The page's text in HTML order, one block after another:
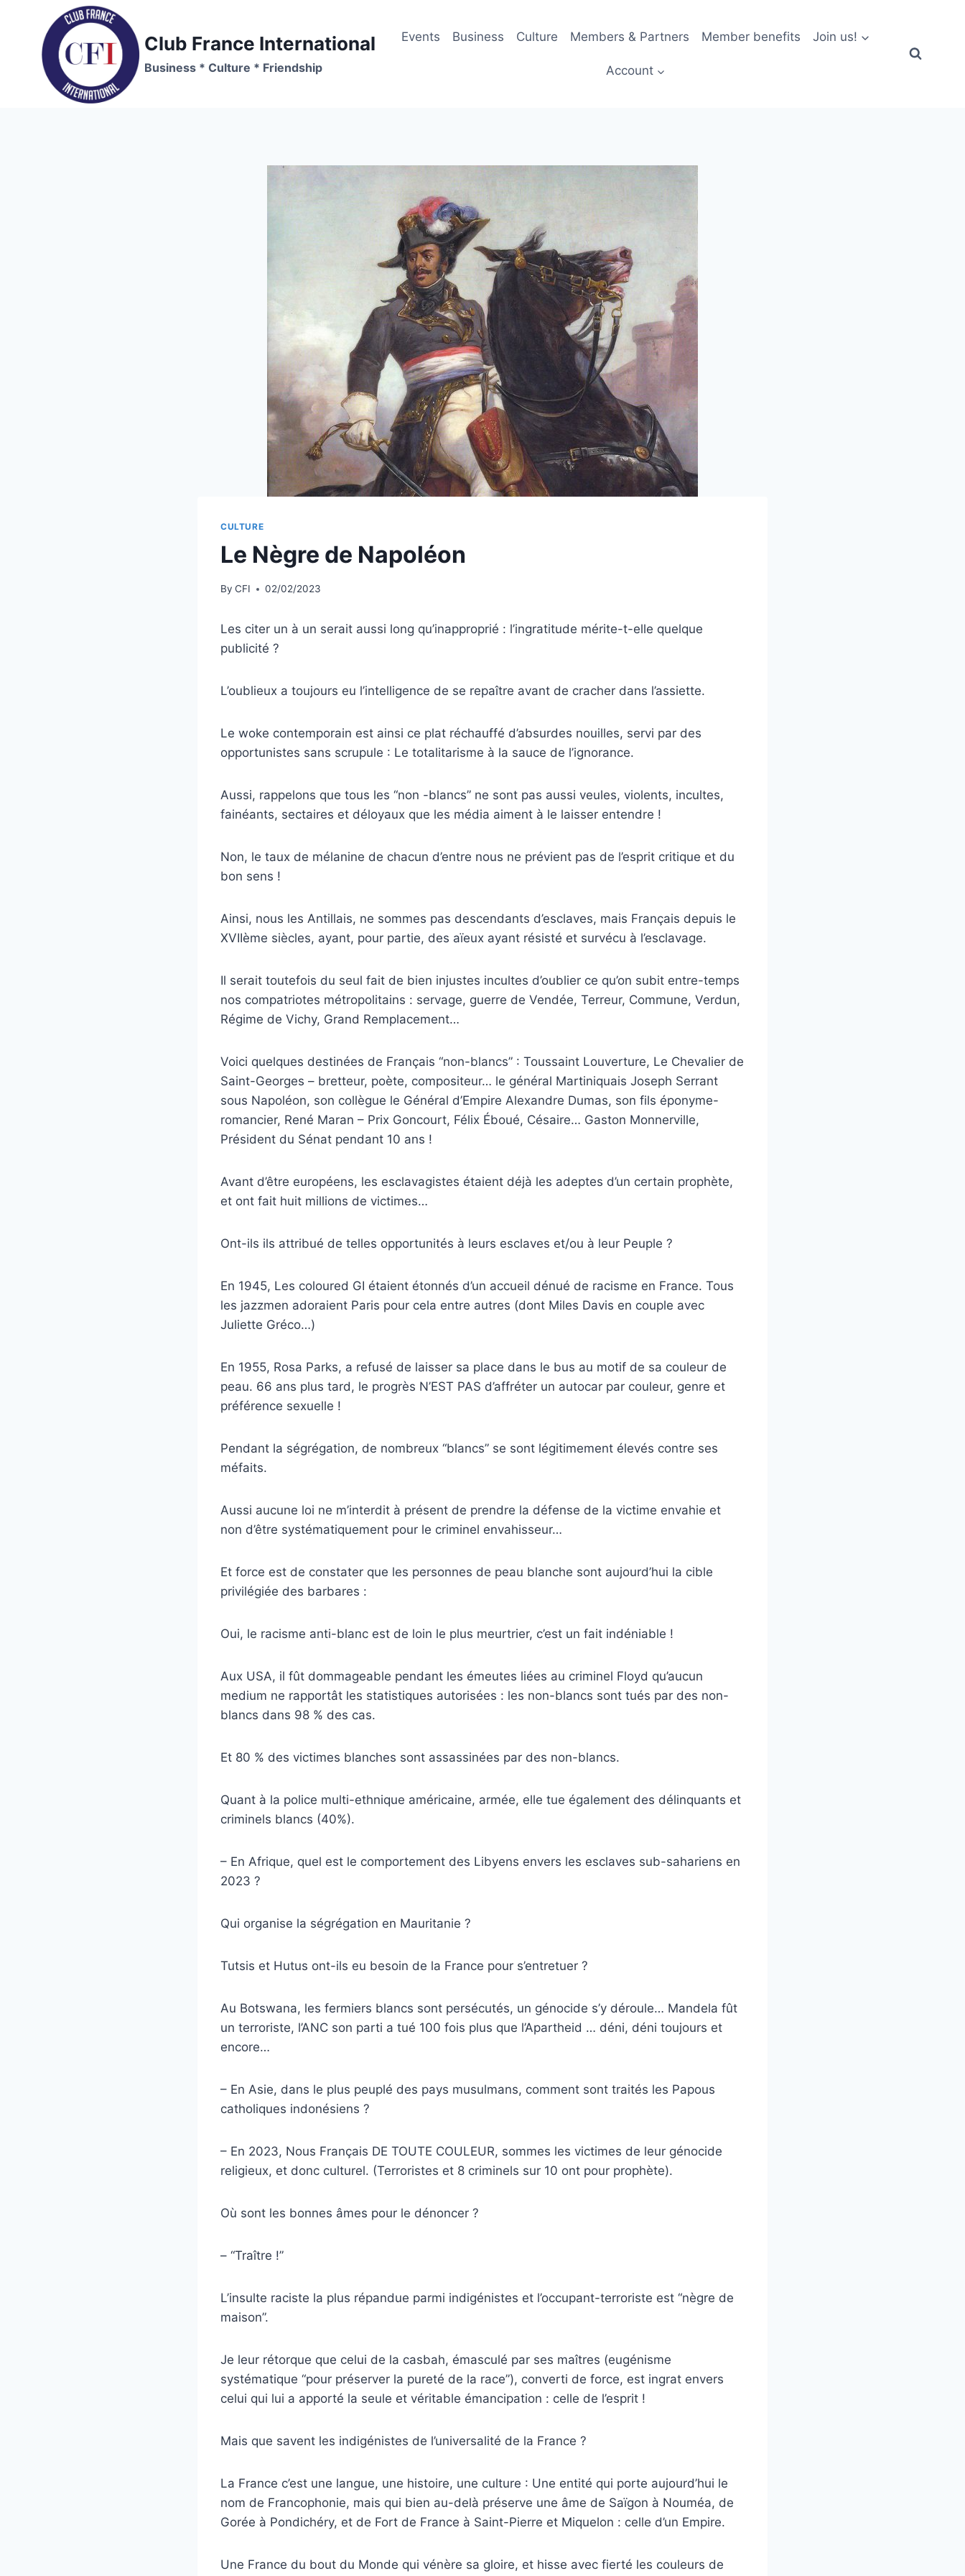
content
Club France International
Business * Culture * Friendship
Events Business Culture Members & Partners Member benefits Join us!
Account
CULTURE
Le Nègre de Napoléon
By CFI 02/02/2023
Les citer un à un serait aussi long qu’inapproprié : l’ingratitude mérite-t-elle quelque
publicité ?
L’oublieux a toujours eu l’intelligence de se repaître avant de cracher dans l’assiette.
Le woke contemporain est ainsi ce plat réchauffé d’absurdes nouilles, servi par des
opportunistes sans scrupule : Le totalitarisme à la sauce de l’ignorance.
Aussi, rappelons que tous les “non -blancs” ne sont pas aussi veules, violents, incultes,
fainéants, sectaires et déloyaux que les média aiment à le laisser entendre !
Non, le taux de mélanine de chacun d’entre nous ne prévient pas de l’esprit critique et du
bon sens !
Ainsi, nous les Antillais, ne sommes pas descendants d’esclaves, mais Français depuis le
XVIIème siècles, ayant, pour partie, des aïeux ayant résisté et survécu à l’esclavage.
Il serait toutefois du seul fait de bien injustes incultes d’oublier ce qu’on subit entre-temps
nos compatriotes métropolitains : servage, guerre de Vendée, Terreur, Commune, Verdun,
Régime de Vichy, Grand Remplacement…
Voici quelques destinées de Français “non-blancs” : Toussaint Louverture, Le Chevalier de
Saint-Georges – bretteur, poète, compositeur… le général Martiniquais Joseph Serrant
sous Napoléon, son collègue le Général d’Empire Alexandre Dumas, son fils éponyme-
romancier, René Maran – Prix Goncourt, Félix Éboué, Césaire… Gaston Monnerville,
Président du Sénat pendant 10 ans !
Avant d’être européens, les esclavagistes étaient déjà les adeptes d’un certain prophète,
et ont fait huit millions de victimes…
Ont-ils ils attribué de telles opportunités à leurs esclaves et/ou à leur Peuple ?
En 1945, Les coloured GI étaient étonnés d’un accueil dénué de racisme en France. Tous
les jazzmen adoraient Paris pour cela entre autres (dont Miles Davis en couple avec
Juliette Gréco…)
En 1955, Rosa Parks, a refusé de laisser sa place dans le bus au motif de sa couleur de
peau. 66 ans plus tard, le progrès N’EST PAS d’affréter un autocar par couleur, genre et
préférence sexuelle !
Pendant la ségrégation, de nombreux “blancs” se sont légitimement élevés contre ses
méfaits.
Aussi aucune loi ne m’interdit à présent de prendre la défense de la victime envahie et
non d’être systématiquement pour le criminel envahisseur…
Et force est de constater que les personnes de peau blanche sont aujourd’hui la cible
privilégiée des barbares :
Oui, le racisme anti-blanc est de loin le plus meurtrier, c’est un fait indéniable !
Aux USA, il fût dommageable pendant les émeutes liées au criminel Floyd qu’aucun
medium ne rapportât les statistiques autorisées : les non-blancs sont tués par des non-
blancs dans 98 % des cas.
Et 80 % des victimes blanches sont assassinées par des non-blancs.
Quant à la police multi-ethnique américaine, armée, elle tue également des délinquants et
criminels blancs (40%).
– En Afrique, quel est le comportement des Libyens envers les esclaves sub-sahariens en
2023 ?
Qui organise la ségrégation en Mauritanie ?
Tutsis et Hutus ont-ils eu besoin de la France pour s’entretuer ?
Au Botswana, les fermiers blancs sont persécutés, un génocide s’y déroule… Mandela fût
un terroriste, l’ANC son parti a tué 100 fois plus que l’Apartheid … déni, déni toujours et
encore…
– En Asie, dans le plus peuplé des pays musulmans, comment sont traités les Papous
catholiques indonésiens ?
– En 2023, Nous Français DE TOUTE COULEUR, sommes les victimes de leur génocide
religieux, et donc culturel. (Terroristes et 8 criminels sur 10 ont pour prophète).
Où sont les bonnes âmes pour le dénoncer ?
– “Traître !”
L’insulte raciste la plus répandue parmi indigénistes et l’occupant-terroriste est “nègre de
maison”.
Je leur rétorque que celui de la casbah, émasculé par ses maîtres (eugénisme
systématique “pour préserver la pureté de la race”), converti de force, est ingrat envers
celui qui lui a apporté la seule et véritable émancipation : celle de l’esprit !
Mais que savent les indigénistes de l’universalité de la France ?
La France c’est une langue, une histoire, une culture : Une entité qui porte aujourd’hui le
nom de Francophonie, mais qui bien au-delà préserve une âme de Saïgon à Nouméa, de
Gorée à Pondichéry, et de Fort de France à Saint-Pierre et Miquelon : celle d’un Empire.
Une France du bout du Monde qui vénère sa gloire, et hisse avec fierté les couleurs de